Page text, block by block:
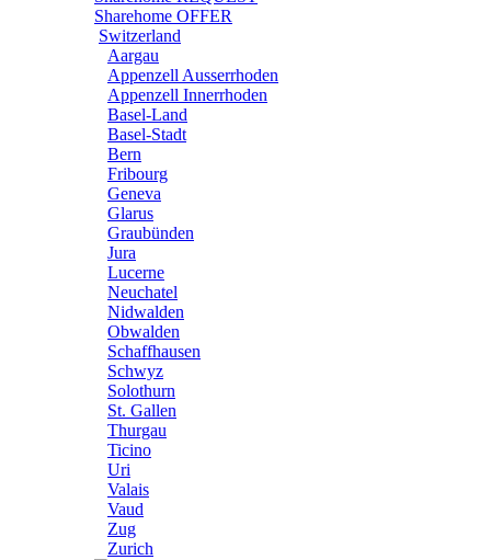
Sharehome OFFER
Switzerland
Aargau
Appenzell Ausserrhoden
Appenzell Innerrhoden
Basel-Land
Basel-Stadt
Bern
Fribourg
Geneva
Glarus
Graubünden
Jura
Lucerne
Neuchatel
Nidwalden
Obwalden
Schaffhausen
Schwyz
Solothurn
St. Gallen
Thurgau
Ticino
Uri
Valais
Vaud
Zug
Zurich